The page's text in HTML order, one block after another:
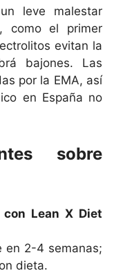
leve malestar
como el primer
evitan la
bajones. Las
por la EMA, así
en España no
sobre
con Lean X Diet
en 2-4 semanas;
dieta.